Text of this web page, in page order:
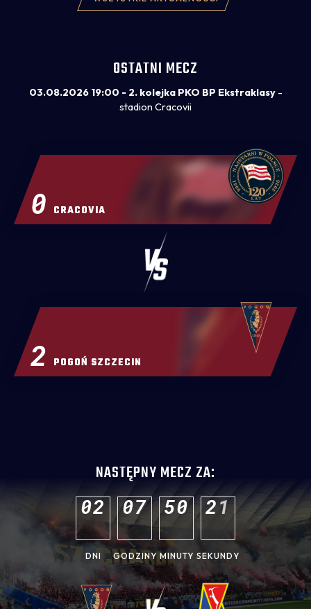
OSTATNI MECZ
03.08.2026 19:00 - 2. kolejka PKO BP Ekstraklasy-
stadion Cracovii
0 CRACOVIA
POGOŃ SZCZECIN
2
NASTĘPNY MECZ ZA:
02
DNI
07
GODZINY
50
MINUTY
20
SEKUNDY